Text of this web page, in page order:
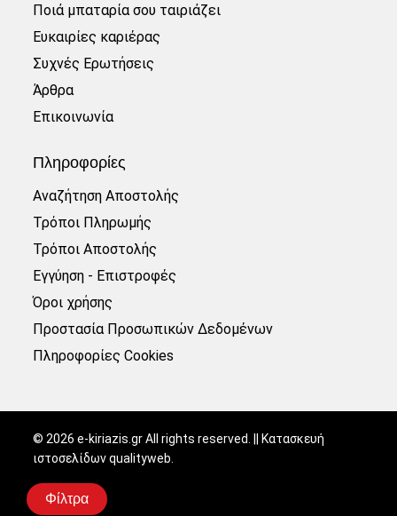
Φίλτρα
Ποιά μπαταρία σου ταιριάζει
Ευκαιρίες καριέρας
Συχνές Ερωτήσεις
Άρθρα
Επικοινωνία
Πληροφορίες
Αναζήτηση Αποστολής
Τρόποι Πληρωμής
Τρόποι Αποστολής
Εγγύηση - Επιστροφές
Όροι χρήσης
Προστασία Προσωπικών Δεδομένων
Πληροφορίες Cookies
© 2026 e-kiriazis.gr All rights reserved. || Κατασκευή
ιστοσελίδωνqualityweb